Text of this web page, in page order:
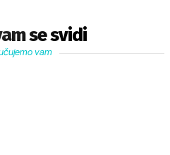
se svidi
vam